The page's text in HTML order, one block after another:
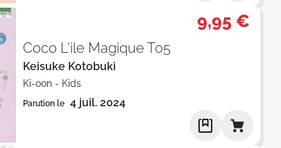
9,95 €
Coco L'ile Magique T05
Keisuke Kotobuki
Ki-oon - Kids
Parution le 4 juil. 2024